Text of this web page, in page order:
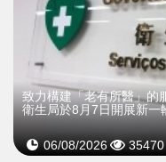
致力構建「老有所醫」的
衛生局於8月7日開展新一
06/08/2026 35470